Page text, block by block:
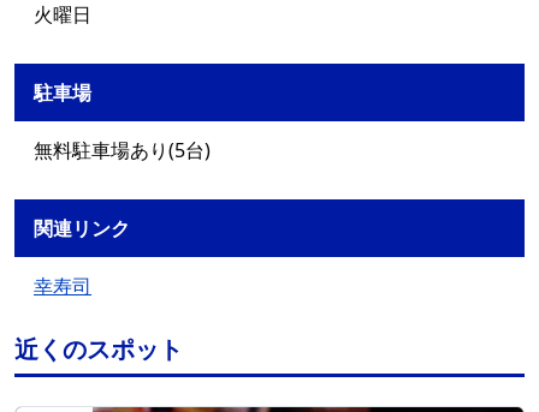
火曜日
駐車場
無料駐車場あり(5台)
関連リンク
幸寿司
近くのスポット